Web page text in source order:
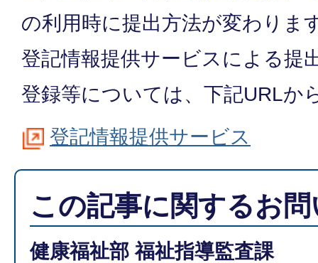
の利用時に提出方法が変わりま
登記情報提供サービスによる提
登録等については、下記URLか
登記情報提供サービス
この記事に関するお
健康福祉部 福祉指導監査課